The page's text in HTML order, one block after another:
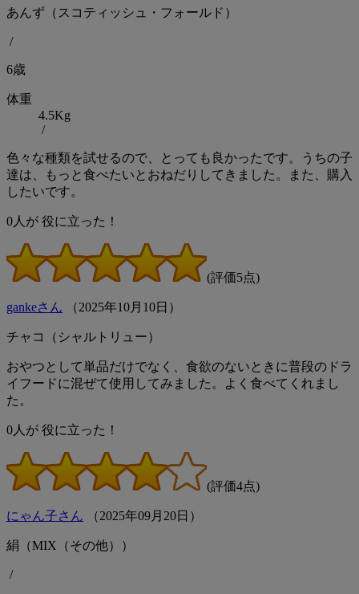
あんず（スコティッシュ・フォールド）
/
6歳
体重
4.5Kg
/
色々な種類を試せるので、とっても良かったです。うちの子
達は、もっと食べたいとおねだりしてきました。また、購入
したいです。
0 人が 役に立った！
(評価5点)
gankeさん （2025年10月 10日）
チャコ（シャルトリュー）
おやつとして単品だけでなく、食欲のないときに普段のドラ
イフードに混ぜて使用してみました。よく食べてくれまし
た。
0 人が 役に立った！
(評価4点)
にゃん子さん （2025年09月 20日）
絹（MIX（その他））
/